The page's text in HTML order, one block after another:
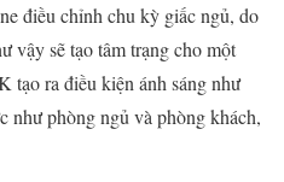
điều chỉnh chu kỳ giấc ngủ, do
vậy sẽ tạo tâm trạng cho một
tạo ra điều kiện ánh sáng như
như phòng ngủ và phòng khách,